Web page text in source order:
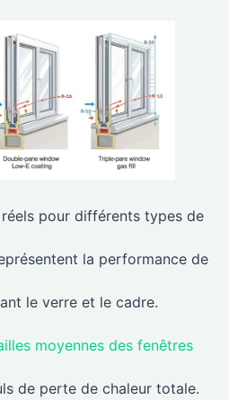
pour différents types de
la performance de
le verre et le cadre.
moyennes des fenêtres
de perte de chaleur totale.